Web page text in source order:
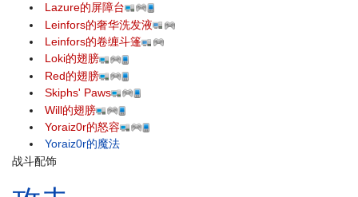
Lazure的屏障台
Leinfors的奢华洗发液
Leinfors的卷缠斗篷
Loki的翅膀
Red的翅膀
Skiphs' Paws
Will的翅膀
Yoraiz0r的怒容
Yoraiz0r的魔法
战斗配饰